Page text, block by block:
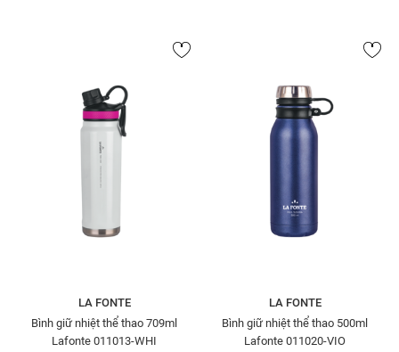
LA FONTE
Bình giữ nhiệt thể thao 709ml
Lafonte 011013-WHI
LA FONTE
Bình giữ nhiệt thể thao 500ml
Lafonte 011020-VIO